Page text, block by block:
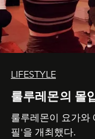
LIFESTYLE
룰루레몬의 몰
룰루레몬이 요가와
필'을 개최했다.